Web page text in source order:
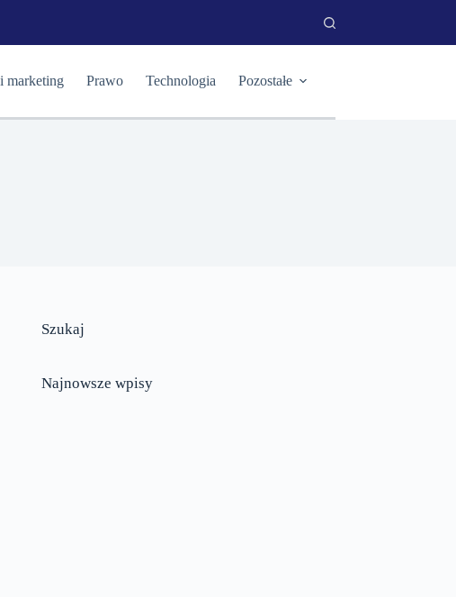
marketing Prawo Technologia Pozostałe
Szukaj
Najnowsze wpisy